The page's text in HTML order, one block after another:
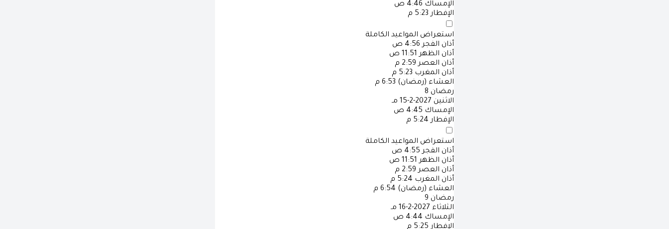
الإمساك 4:46 ص
الإفطار 5:23 م
استعراض المواعيد الكاملة
أذان الفجر 4:56 ص
أذان الظهر 11:51 ص
أذان العصر 2:59 م
أذان المغرب 5:23 م
العشاء (رمضان) 6:53 م
رمضان 8
الاثنين 2027-2-15 مـ
الإمساك 4:45 ص
الإفطار 5:24 م
استعراض المواعيد الكاملة
أذان الفجر 4:55 ص
أذان الظهر 11:51 ص
أذان العصر 2:59 م
أذان المغرب 5:24 م
العشاء (رمضان) 6:54 م
رمضان 9
الثلاثاء 2027-2-16 مـ
الإمساك 4:44 ص
الإفطار 5:25 م